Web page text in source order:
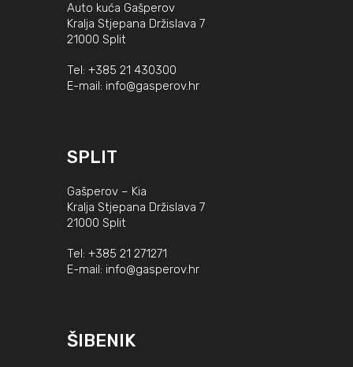
Auto kuća Gašperov
Kralja Stjepana Držislava 7
21000 Split
Tel: +385 21 430300
E-mail: info@gasperov.hr
SPLIT
Gašperov – Kia
Kralja Stjepana Držislava 7
21000 Split
Tel: +385 21 271271
E-mail: info@gasperov.hr
ŠIBENIK